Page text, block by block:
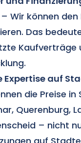
– Wir können
Das
Kaufverträge
Expertise auf
die Preise in
Querenburg,
– nicht